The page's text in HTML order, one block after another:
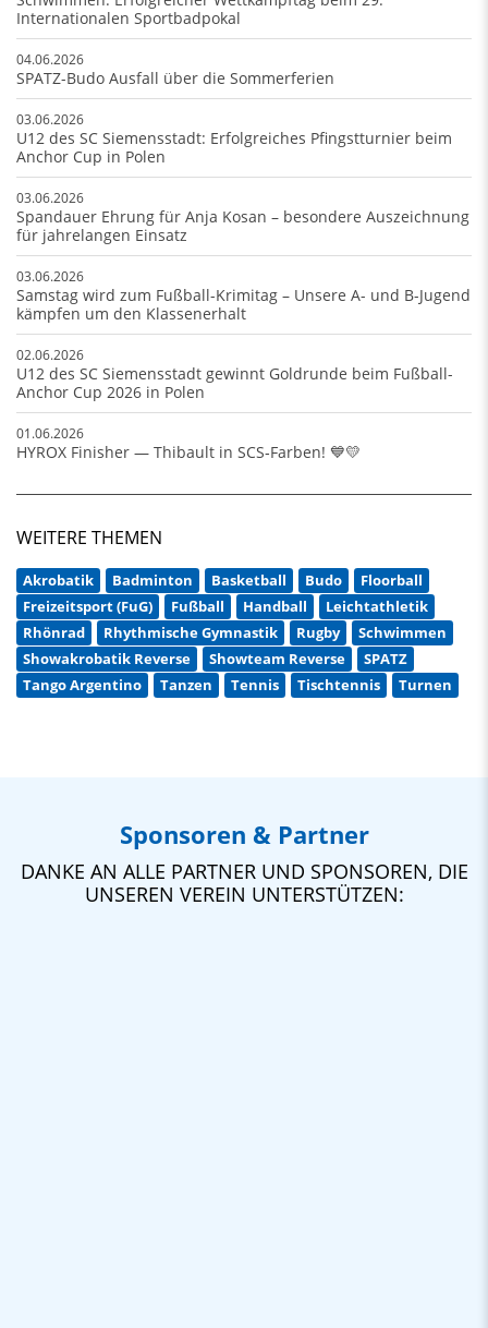
Internationalen Sportbadpokal
04.06.2026
SPATZ-Budo Ausfall über die Sommerferien
03.06.2026
U12 des SC Siemensstadt: Erfolgreiches Pfingstturnier beim
Anchor Cup in Polen
03.06.2026
Spandauer Ehrung für Anja Kosan – besondere Auszeichnung
für jahrelangen Einsatz
03.06.2026
Samstag wird zum Fußball-Krimitag – Unsere A- und B-Jugend
kämpfen um den Klassenerhalt
02.06.2026
U12 des SC Siemensstadt gewinnt Goldrunde beim Fußball-
Anchor Cup 2026 in Polen
01.06.2026
HYROX Finisher — Thibault in SCS‑Farben! 💙💛
WEITERE THEMEN
Akrobatik Badminton Basketball Budo
Floorball
Freizeitsport (FuG)
Fußball Handball
Leichtathletik
Rhönrad
Rhythmische Gymnastik Rugby
Schwimmen
Showakrobatik Reverse
Showteam Reverse
SPATZ
Tango Argentino
Tanzen Tennis Tischtennis Turnen
Sponsoren & Partner
DANKE AN ALLE PARTNER UND SPONSOREN, DIE
UNSEREN VEREIN UNTERSTÜTZEN: